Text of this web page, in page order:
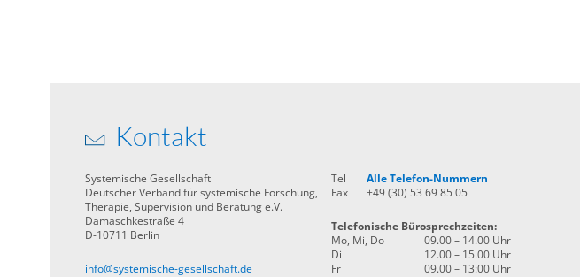
Kontakt
Systemische Gesellschaft
Deutscher Verband für systemische Forschung,
Therapie, Supervision und Beratung e.V.
Damaschkestraße 4
D-10711 Berlin
info@systemische-gesellschaft.de
Tel
Alle Telefon-Nummern
Fax
+49 (30) 53 69 85 05
Telefonische Bürosprechzeiten:
Mo, Mi, Do
09.00 – 14.00 Uhr
Di
12.00 – 15.00 Uhr
Fr
09.00 – 13:00 Uhr